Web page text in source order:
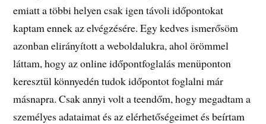
emiatt a többi helyen csak igen távoli időpontokat
kaptam ennek az elvégzésére. Egy kedves ismerősöm
azonban elirányított a weboldalukra, ahol örömmel
láttam, hogy az online időpontfoglalás menüponton
keresztül könnyedén tudok időpontot foglalni már
másnapra. Csak annyi volt a teendőm, hogy megadtam a
személyes adataimat és az elérhetőségeimet és beírtam